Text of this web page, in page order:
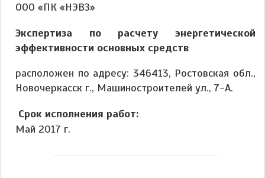
ООО «ПК «НЭВЗ»
Экспертиза по расчету энергетической
эффективности основных средств
расположен по адресу: 346413, Ростовская обл.,
Новочеркасск г., Машиностроителей ул., 7-А.
Срок исполнения работ:
Май 2017 г.